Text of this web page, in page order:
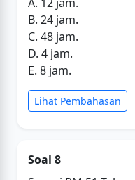
B. 24 jam.
C. 48 jam.
D. 4 jam.
E. 8 jam.
Lihat Pembahasan
Soal 8